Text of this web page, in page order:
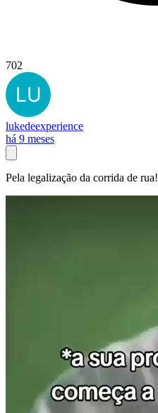
702
lukedeexperience
há 9 meses
Pela legalização da corrida de rua!